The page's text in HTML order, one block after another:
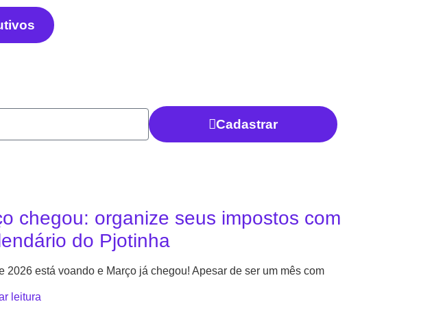
Cadastrar
chegou: organize seus impostos com
do Pjotinha
2026 está voando e Março já chegou! Apesar de ser um mês com
leitura